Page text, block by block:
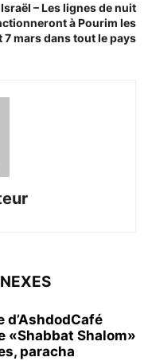
Israël – Les lignes de nuit
à Pourim les
7 mars dans tout le pays
d’AshdodCafé
«Shabbat Shalom»
paracha